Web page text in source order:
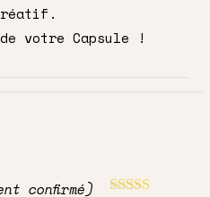
votre Capsule !
confirmé)